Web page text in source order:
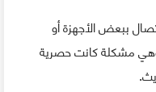
ببعض الأجهزة أو
مشكلة كانت حصرية